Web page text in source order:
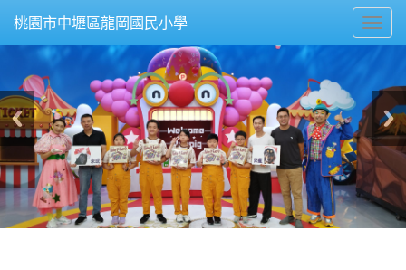
桃園市中壢區龍岡國民小學